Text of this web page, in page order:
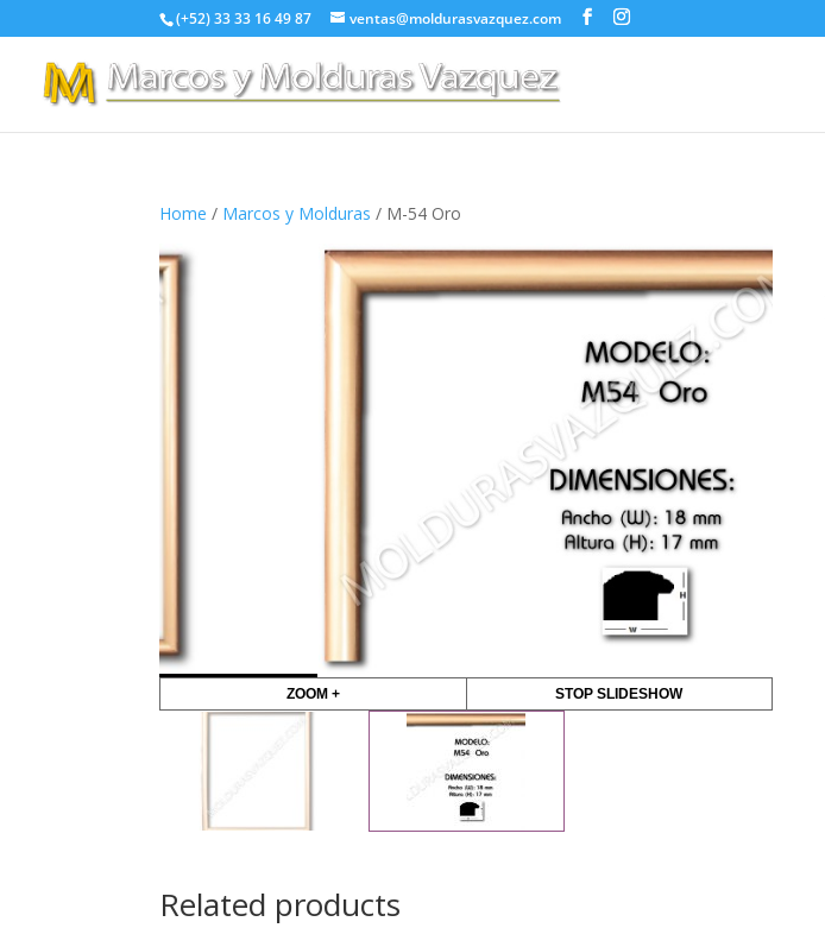
(+52) 33 33 16 49 87 ventas@moldurasvazquez.com
Home / Marcos y Molduras / M-54 Oro
ZOOM + STOP SLIDESHOW
Related products